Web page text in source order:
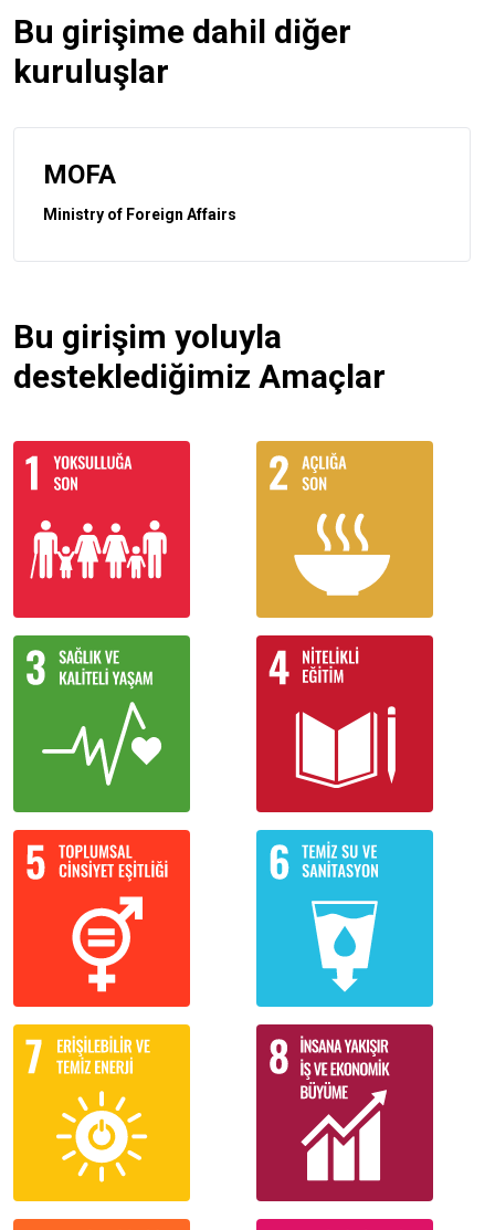
Bu girişime dahil diğer
kuruluşlar
MOFA
Ministry of Foreign Affairs
Bu girişim yoluyla
desteklediğimiz Amaçlar